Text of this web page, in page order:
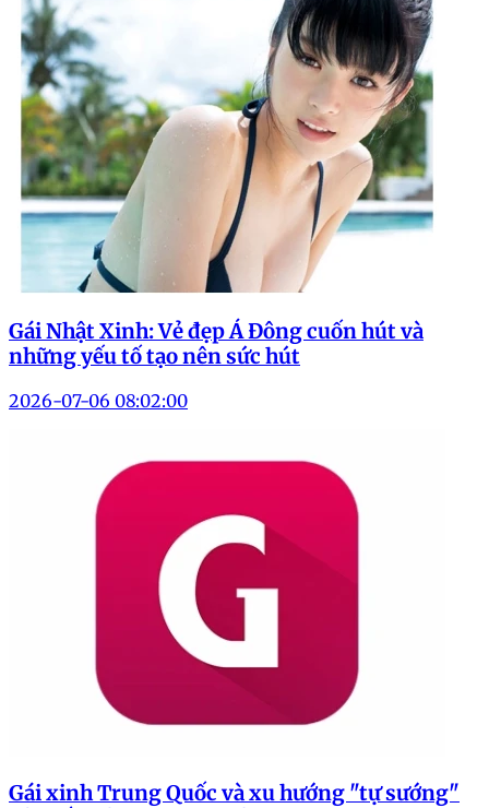
Gái Nhật Xinh: Vẻ đẹp Á Đông cuốn hút và
những yếu tố tạo nên sức hút
2026-07-06 08:02:00
Gái xinh Trung Quốc và xu hướng "tự sướng"